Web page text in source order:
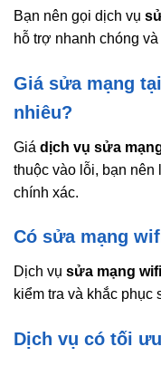
Bạn nên gọi dịch vụ
hỗ trợ nhanh chóng
Giá sửa mạng
nhiêu?
Giá dịch vụ sửa
thuộc vào lỗi, bạn
chính xác.
Có sửa mạng
Dịch vụ sửa mạng
kiểm tra và khắc phục
Dịch vụ có tối